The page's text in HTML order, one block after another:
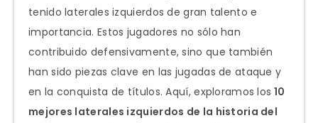
tenido laterales izquierdos de gran talento e
importancia. Estos jugadores no sólo han
contribuido defensivamente, sino que también
han sido piezas clave en las jugadas de ataque y
en la conquista de títulos. Aquí, exploramos los 10
mejores laterales izquierdos de la historia del